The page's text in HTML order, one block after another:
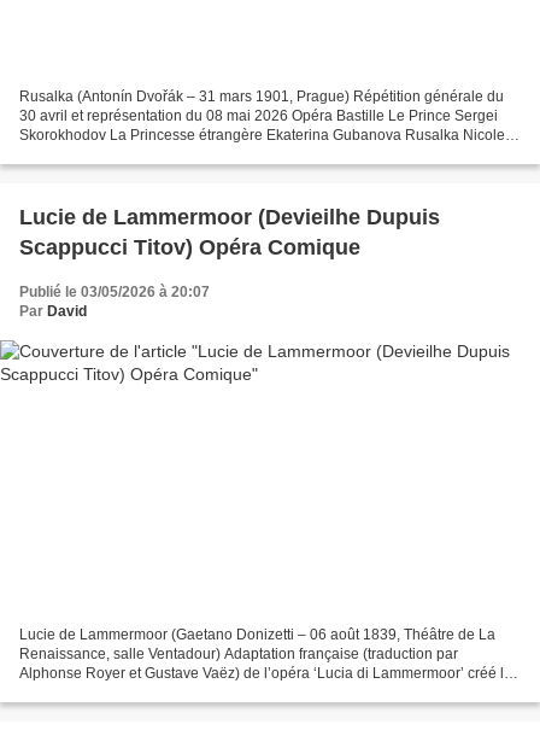
Rusalka (Antonín Dvořák – 31 mars 1901, Prague) Répétition générale du
30 avril et représentation du 08 mai 2026 Opéra Bastille Le Prince Sergei
Skorokhodov La Princesse étrangère Ekaterina Gubanova Rusalka Nicole
Lucie de Lammermoor (Devieilhe Dupuis
Scappucci Titov) Opéra Comique
Publié le 03/05/2026 à 20:07
Par David
Lucie de Lammermoor (Gaetano Donizetti – 06 août 1839, Théâtre de La
Renaissance, salle Ventadour) Adaptation française (traduction par
Alphonse Royer et Gustave Vaëz) de l’opéra ‘Lucia di Lammermoor’ créé le